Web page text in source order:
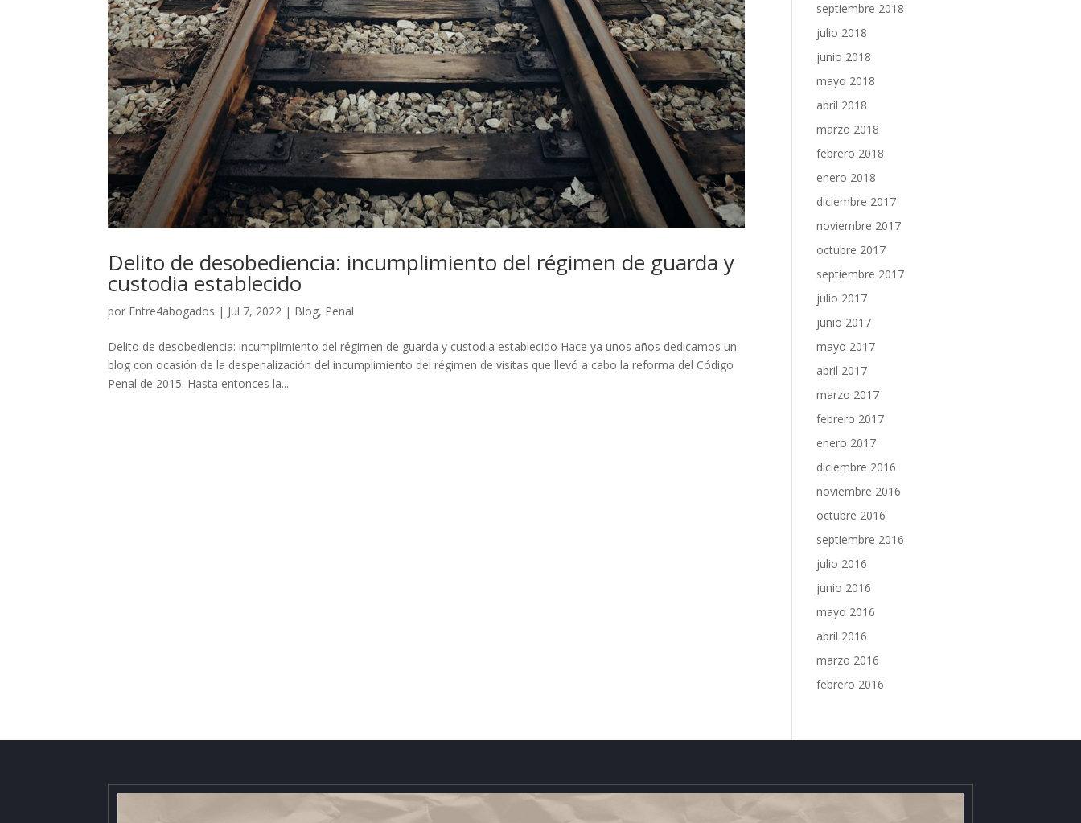
Delito de desobediencia: incumplimiento del régimen de guarda y
custodia establecido
por Entre4abogados | Jul 7, 2022 | Blog, Penal
Delito de desobediencia: incumplimiento del régimen de guarda y custodia establecido Hace ya unos años dedicamos un
blog con ocasión de la despenalización del incumplimiento del régimen de visitas que llevó a cabo la reforma del Código
Penal de 2015. Hasta entonces la...
septiembre 2018
julio 2018
junio 2018
mayo 2018
abril 2018
marzo 2018
febrero 2018
enero 2018
diciembre 2017
noviembre 2017
octubre 2017
septiembre 2017
julio 2017
junio 2017
mayo 2017
abril 2017
marzo 2017
febrero 2017
enero 2017
diciembre 2016
noviembre 2016
octubre 2016
septiembre 2016
julio 2016
junio 2016
mayo 2016
abril 2016
marzo 2016
febrero 2016